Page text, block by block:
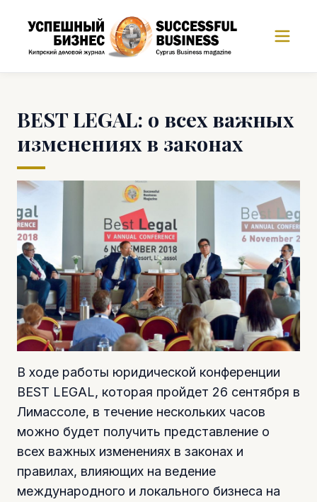
BEST LEGAL: о всех важных
изменениях в законах
В ходе работы юридической конференции
BEST LEGAL, которая пройдет 26 сентября в
Лимассоле, в течение нескольких часов
можно будет получить представление о
всех важных изменениях в законах и
правилах, влияющих на ведение
международного и локального бизнеса на